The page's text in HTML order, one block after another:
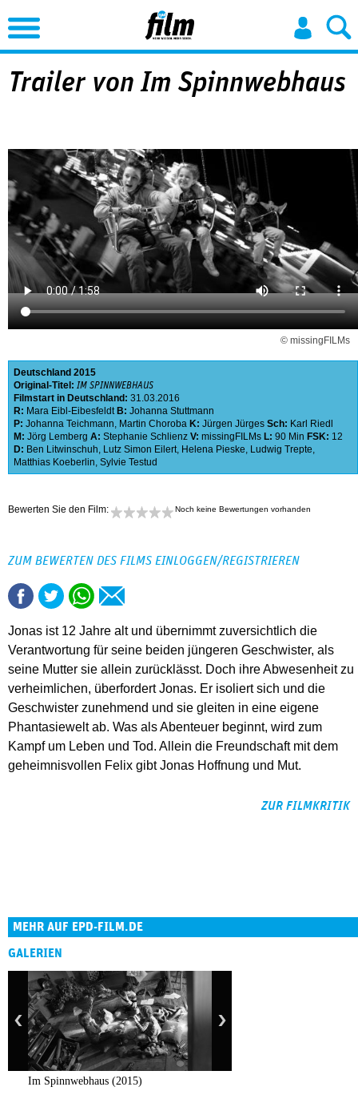
Jump to Navigation
Trailer von Im Spinnwebhaus
© missingFILMs
Deutschland 2015
Original-Titel: IM SPINNWEBHAUS
Filmstart in Deutschland: 31.03.2016
R: Mara Eibl-Eibesfeldt B: Johanna Stuttmann
P: Johanna Teichmann, Martin Choroba K: Jürgen Jürges Sch: Karl Riedl
M: Jörg Lemberg A: Stephanie Schlienz V: missingFILMs L: 90 Min FSK: 12
D: Ben Litwinschuh, Lutz Simon Eilert, Helena Pieske, Ludwig Trepte,
Matthias Koeberlin, Sylvie Testud
Bewerten Sie den Film: Noch keine Bewertungen vorhanden
ZUM BEWERTEN DES FILMS EINLOGGEN/REGISTRIEREN
Jonas ist 12 Jahre alt und übernimmt zuversichtlich die
Verantwortung für seine beiden jüngeren Geschwister, als
seine Mutter sie allein zurücklässt. Doch ihre Abwesenheit zu
verheimlichen, überfordert Jonas. Er isoliert sich und die
Geschwister zunehmend und sie gleiten in eine eigene
Phantasiewelt ab. Was als Abenteuer beginnt, wird zum
Kampf um Leben und Tod. Allein die Freundschaft mit dem
geheimnisvollen Felix gibt Jonas Hoffnung und Mut.
ZUR FILMKRITIK
MEHR AUF EPD-FILM.DE
GALERIEN
Im Spinnwebhaus (2015)